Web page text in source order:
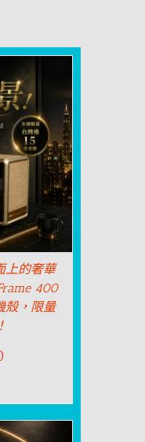
上的奢華
400
殼，限量